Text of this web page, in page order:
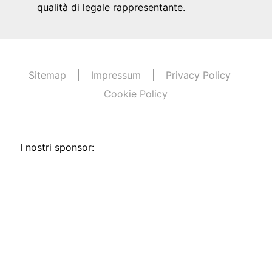
qualità di legale rappresentante.
Sitemap Impressum
Privacy Policy
Cookie Policy
I nostri sponsor: